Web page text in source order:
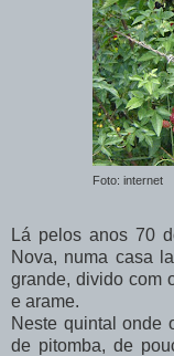
Foto: internet
Lá pelos anos 70
Nova, numa casa
grande, divido com
e arame.
Neste quintal onde
de pitomba, de